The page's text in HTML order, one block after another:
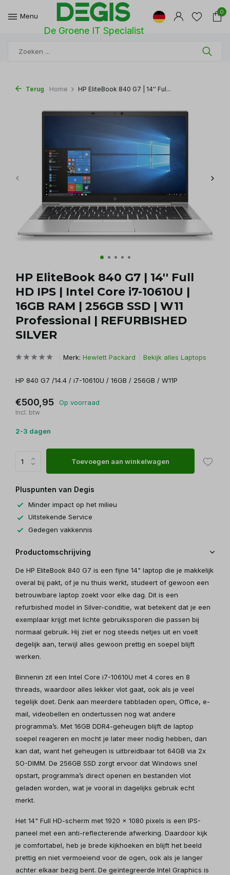
Menu
De Groene IT Specialist
0
Terug Home HP EliteBook 840 G7 | 14'' Ful...
HP EliteBook 840 G7 | 14'' Full
HD IPS | Intel Core i7-10610U |
16GB RAM | 256GB SSD | W11
Professional | REFURBISHED
SILVER
Merk: Hewlett Packard Bekijk alles Laptops
HP 840 G7 /14.4 / i7-10610U / 16GB / 256GB / W11P
€500,95 Op voorraad
Incl. btw
2-3 dagen
Toevoegen aan winkelwagen
Pluspunten van Degis
Minder impact op het milieu
Uitstekende Service
Gedegen vakkennis
Productomschrijving
De HP EliteBook 840 G7 is een fijne 14" laptop die je makkelijk
overal bij pakt, of je nu thuis werkt, studeert of gewoon een
betrouwbare laptop zoekt voor elke dag. Dit is een
refurbished model in Silver-conditie, wat betekent dat je een
exemplaar krijgt met lichte gebruikssporen die passen bij
normaal gebruik. Hij ziet er nog steeds netjes uit en voelt
degelijk aan, terwijl alles gewoon prettig en soepel blijft
werken.
Binnenin zit een Intel Core i7-10610U met 4 cores en 8
threads, waardoor alles lekker vlot gaat, ook als je veel
tegelijk doet. Denk aan meerdere tabbladen open, Office, e-
mail, videobellen en ondertussen nog wat andere
programma’s. Met 16GB DDR4-geheugen blijft de laptop
soepel reageren en mocht je later meer nodig hebben, dan
kan dat, want het geheugen is uitbreidbaar tot 64GB via 2x
SO-DIMM. De 256GB SSD zorgt ervoor dat Windows snel
opstart, programma’s direct openen en bestanden vlot
geladen worden, wat je vooral in dagelijks gebruik echt
merkt.
Het 14" Full HD-scherm met 1920 x 1080 pixels is een IPS-
paneel met een anti-reflecterende afwerking. Daardoor kijk
je comfortabel, heb je brede kijkhoeken en blijft het beeld
prettig en niet vermoeiend voor de ogen, ook als je langer
achter elkaar bezig bent. De geïntegreerde Intel Graphics is